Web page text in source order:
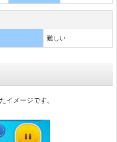
難しい
イメージです。